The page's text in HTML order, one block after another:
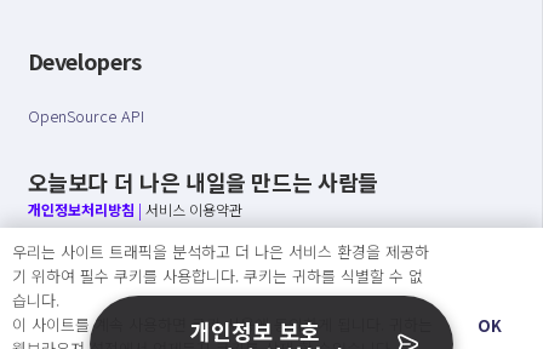
Developers
OpenSource API
오늘보다 더 나은 내일을 만드는 사람들
개인정보처리방침 | 서비스 이용약관
○ 개인정보보호 컴플라이언스를 선도하겠습니다.
○ 정보주체의 권리를 보장하겠습니다.
○ 기업의 개인정보보호를 위한 효율적 관리를 보장하겠습니다.
우리는 사이트 트래픽을 분석하고 더 나은 서비스 환경을 제공하
기 위하여 필수 쿠키를 사용합니다. 쿠키는 귀하를 식별할 수 없
습니다.
이 사이트를 계속 사용하면 쿠키 사용에 동의하게 됩니다. 귀하는
OK
개인정보 보호